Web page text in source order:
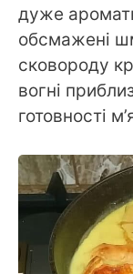
дуже
обсмажені
сковороду
вогні
готовності